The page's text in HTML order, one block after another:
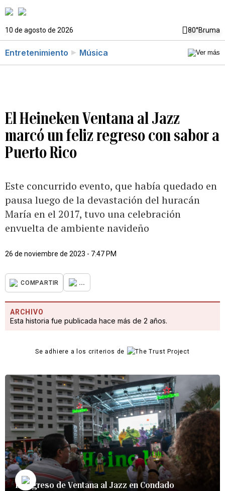
10 de agosto de 2026 80°Bruma
Entretenimiento Música
El Heineken Ventana al Jazz
marcó un feliz regreso con sabor a
Puerto Rico
Este concurrido evento, que había quedado en
pausa luego de la devastación del huracán
María en el 2017, tuvo una celebración
envuelta de ambiente navideño
26 de noviembre de 2023 - 7:47 PM
COMPARTIR ...
ARCHIVO
Esta historia fue publicada hace más de 2 años.
Se adhiere a los criterios de
El regreso de Ventana al Jazz en Condado